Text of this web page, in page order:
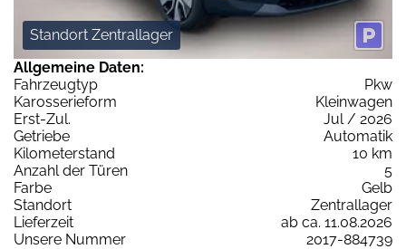
Standort Zentrallager
Allgemeine Daten:
Fahrzeugtyp
Pkw
Karosserieform
Kleinwagen
Erst-Zul.
Jul / 2026
Getriebe
Automatik
Kilometerstand
10 km
Anzahl der Türen
5
Farbe
Gelb
Standort
Zentrallager
Lieferzeit
ab ca. 11.08.2026
Unsere Nummer
2017-884739